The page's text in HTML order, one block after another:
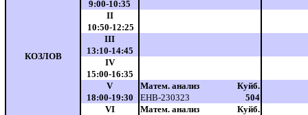
КОЗЛОВ
9:00-10:35
II
10:50-12:25
III
13:10-14:45
IV
15:00-16:35
V
Матем. анализ
Куйб.
18:00-19:30
ЕНВ-230323
504
VI
Матем. анализ
Куйб.